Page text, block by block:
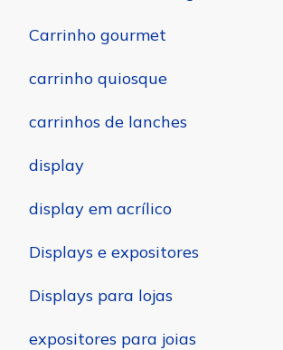
Carrinho gourmet
carrinho quiosque
carrinhos de lanches
display
display em acrílico
Displays e expositores
Displays para lojas
expositores para joias